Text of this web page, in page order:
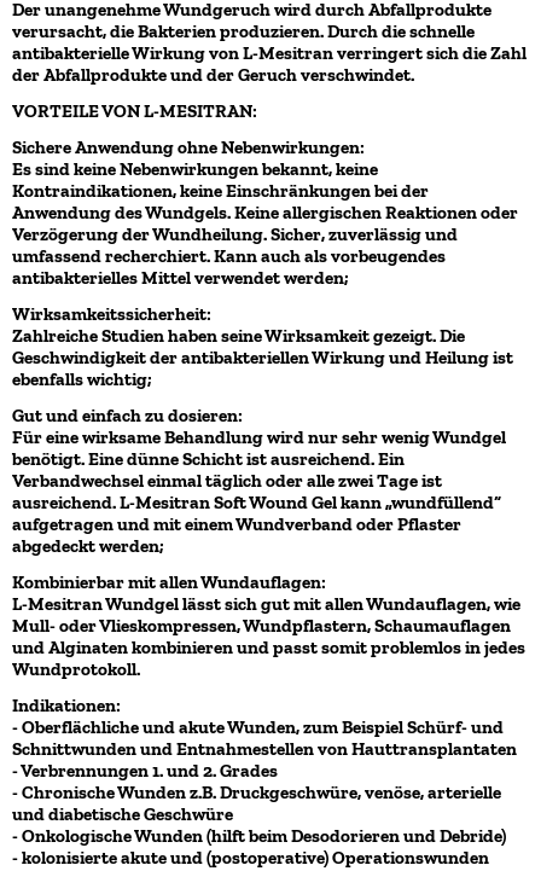
Der unangenehme Wundgeruch wird durch Abfallprodukte
verursacht, die Bakterien produzieren. Durch die schnelle
antibakterielle Wirkung von L-Mesitran verringert sich die Zahl
der Abfallprodukte und der Geruch verschwindet.
VORTEILE VON L-MESITRAN:
Sichere Anwendung ohne Nebenwirkungen:
Es sind keine Nebenwirkungen bekannt, keine
Kontraindikationen, keine Einschränkungen bei der
Anwendung des Wundgels. Keine allergischen Reaktionen oder
Verzögerung der Wundheilung. Sicher, zuverlässig und
umfassend recherchiert. Kann auch als vorbeugendes
antibakterielles Mittel verwendet werden;
Wirksamkeitssicherheit:
Zahlreiche Studien haben seine Wirksamkeit gezeigt. Die
Geschwindigkeit der antibakteriellen Wirkung und Heilung ist
ebenfalls wichtig;
Gut und einfach zu dosieren:
Für eine wirksame Behandlung wird nur sehr wenig Wundgel
benötigt. Eine dünne Schicht ist ausreichend. Ein
Verbandwechsel einmal täglich oder alle zwei Tage ist
ausreichend. L-Mesitran Soft Wound Gel kann „wundfüllend“
aufgetragen und mit einem Wundverband oder Pflaster
abgedeckt werden;
Kombinierbar mit allen Wundauflagen:
L-Mesitran Wundgel lässt sich gut mit allen Wundauflagen, wie
Mull- oder Vlieskompressen, Wundpflastern, Schaumauflagen
und Alginaten kombinieren und passt somit problemlos in jedes
Wundprotokoll.
​Indikationen:
- Oberflächliche und akute Wunden, zum Beispiel Schürf- und
Schnittwunden und Entnahmestellen von Hauttransplantaten
- Verbrennungen 1. und 2. Grades
- Chronische Wunden z.B. Druckgeschwüre, venöse, arterielle
und diabetische Geschwüre
- Onkologische Wunden (hilft beim Desodorieren und Debride)
- kolonisierte akute und (postoperative) Operationswunden